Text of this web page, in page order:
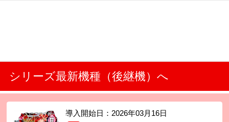
シリーズ最新機種（後継機）へ
導入開始日： 2026年03月16日